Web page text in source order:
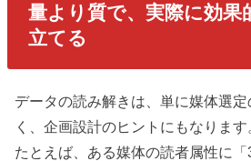
量より質で、実際に効果
立てる
データの読み解きは、単に媒体選
く、企画設計のヒントにもなります
たとえば、ある媒体の読者属性に